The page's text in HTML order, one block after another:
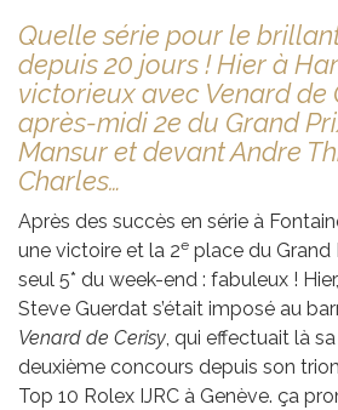
Quelle série pour le
depuis 20 jours ! Hier à
victorieux avec Venard de
après-midi 2e du Grand
Mansur et devant Andre
Charles…
Après des succès en série à
une victoire et la 2e place du Grand
seul 5* du week-end : fabuleux !
Steve Guerdat s’était imposé au
Venard de Cerisy, qui effectuait là
deuxième concours depuis son
Top 10 Rolex IJRC à Genève. ça